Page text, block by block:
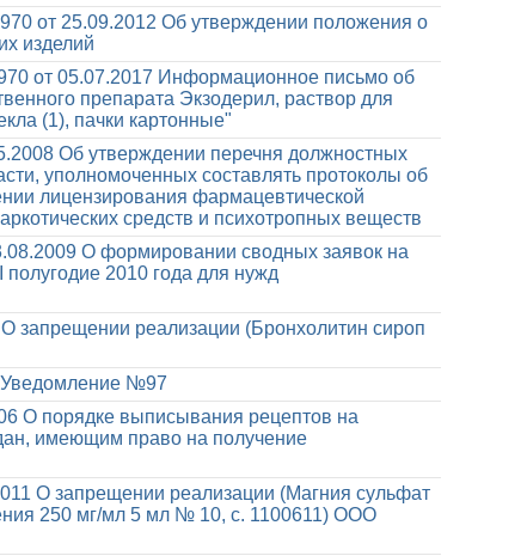
от 25.09.2012 Об утверждении положения о
изделий
от 05.07.2017 Информационное письмо об
препарата Экзодерил, раствор для
(1), пачки картонные"
Об утверждении перечня должностных
уполномоченных составлять протоколы об
лицензирования фармацевтической
средств и психотропных веществ
О формировании сводных заявок на
2010 года для нужд
О запрещении реализации (Бронхолитин сироп
Уведомление №97
О порядке выписывания рецептов на
имеющим право на получение
О запрещении реализации (Магния сульфат
250 мг/мл 5 мл № 10, с. 1100611) ООО